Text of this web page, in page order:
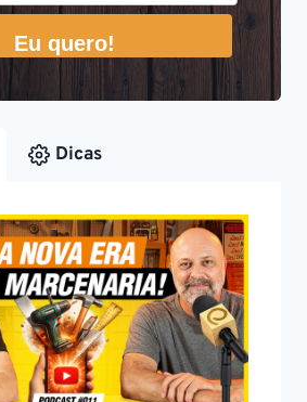
Eu quero!
Dicas